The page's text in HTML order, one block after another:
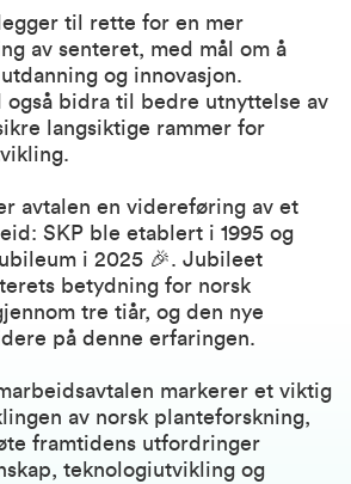
til rette for en mer
av senteret, med mål om å
og innovasjon.
også bidra til bedre utnyttelse av
langsiktige rammer for
avtalen en videreføring av et
SKP ble etablert i 1995 og
i 2025 🎉. Jubileet
betydning for norsk
tre tiår, og den nye
på denne erfaringen.
markerer et viktig
av norsk planteforskning,
framtidens utfordringer
teknologiutvikling og